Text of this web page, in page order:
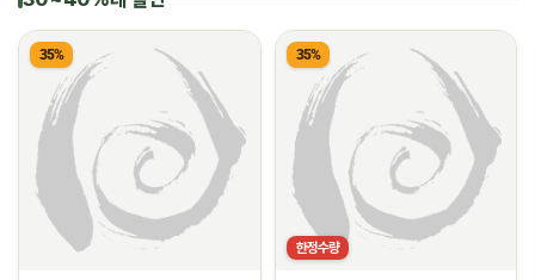
35% 35%
한정수량